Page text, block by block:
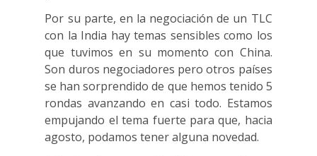
Por su parte, en la negociación de un TLC
con la India hay temas sensibles como los
que tuvimos en su momento con China.
Son duros negociadores pero otros países
se han sorprendido de que hemos tenido 5
rondas avanzando en casi todo. Estamos
empujando el tema fuerte para que, hacia
agosto, podamos tener alguna novedad.